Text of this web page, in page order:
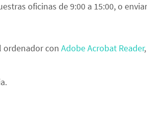
oficinas de 9:00 a 15:00, o
ordenador con Adobe Acrobat Reader